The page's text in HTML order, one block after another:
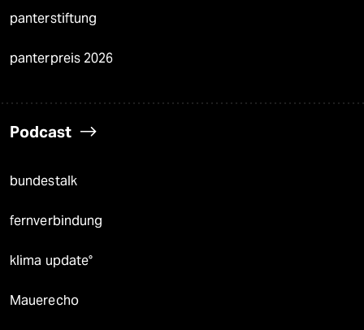
panterstiftung
panterpreis 2026
Podcast
bundestalk
fernverbindung
klima update°
Mauerecho